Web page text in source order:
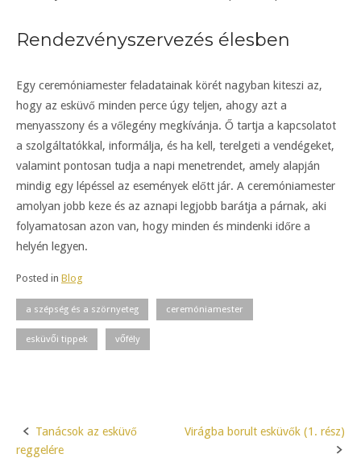
Rendezvényszervezés élesben
Egy ceremóniamester feladatainak körét nagyban kiteszi az,
hogy az esküvő minden perce úgy teljen, ahogy azt a
menyasszony és a vőlegény megkívánja. Ő tartja a kapcsolatot
a szolgáltatókkal, informálja, és ha kell, terelgeti a vendégeket,
valamint pontosan tudja a napi menetrendet, amely alapján
mindig egy lépéssel az események előtt jár. A ceremóniamester
amolyan jobb keze és az aznapi legjobb barátja a párnak, aki
folyamatosan azon van, hogy minden és mindenki időre a
helyén legyen.
Posted in Blog
a szépség és a szörnyeteg ceremóniamester
esküvői tippek vőfély
Post
Tanácsok az esküvő
reggelére
Virágba borult esküvők (1. rész)